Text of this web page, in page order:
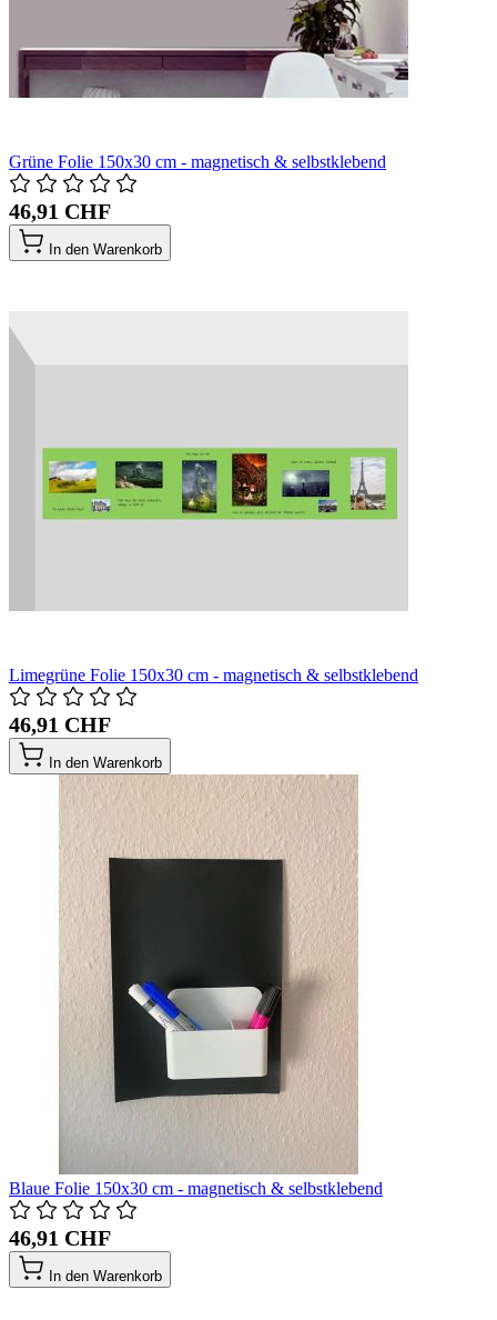
Grüne Folie 150x30 cm - magnetisch & selbstklebend
46,91 CHF
In den Warenkorb
Limegrüne Folie 150x30 cm - magnetisch & selbstklebend
46,91 CHF
In den Warenkorb
Blaue Folie 150x30 cm - magnetisch & selbstklebend
46,91 CHF
In den Warenkorb